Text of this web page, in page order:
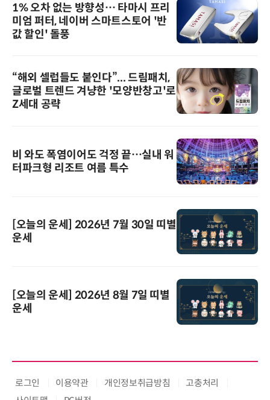
1% 오차 없는 방향성… 타마시 프리
미엄 퍼터, 네이버 스마트스토어 '반
값 할인' 돌풍
“해외 셀럽들도 붙인다”... 드림패치,
글로벌 트렌드 겨냥한 '모양반창고'로
Z세대 공략
비 와도 폭염이어도 걱정 끝…실내 워
터파크형 리조트 여름 특수
[오늘의 운세] 2026년 7월 30일 띠별
운세
[오늘의 운세] 2026년 8월 7일 띠별
운세
로그인 이용약관 개인정보취급방침
고충처리